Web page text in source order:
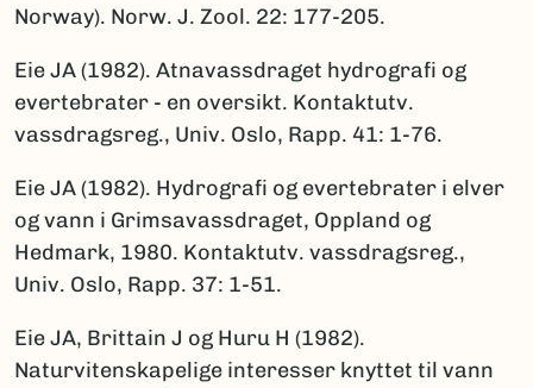
Norway). Norw. J. Zool. 22: 177-205.
Eie JA (1982). Atnavassdraget hydrografi og
evertebrater - en oversikt. Kontaktutv.
vassdragsreg., Univ. Oslo, Rapp. 41: 1-76.
Eie JA (1982). Hydrografi og evertebrater i elver
og vann i Grimsavassdraget, Oppland og
Hedmark, 1980. Kontaktutv. vassdragsreg.,
Univ. Oslo, Rapp. 37: 1-51.
Eie JA, Brittain J og Huru H (1982).
Naturvitenskapelige interesser knyttet til vann